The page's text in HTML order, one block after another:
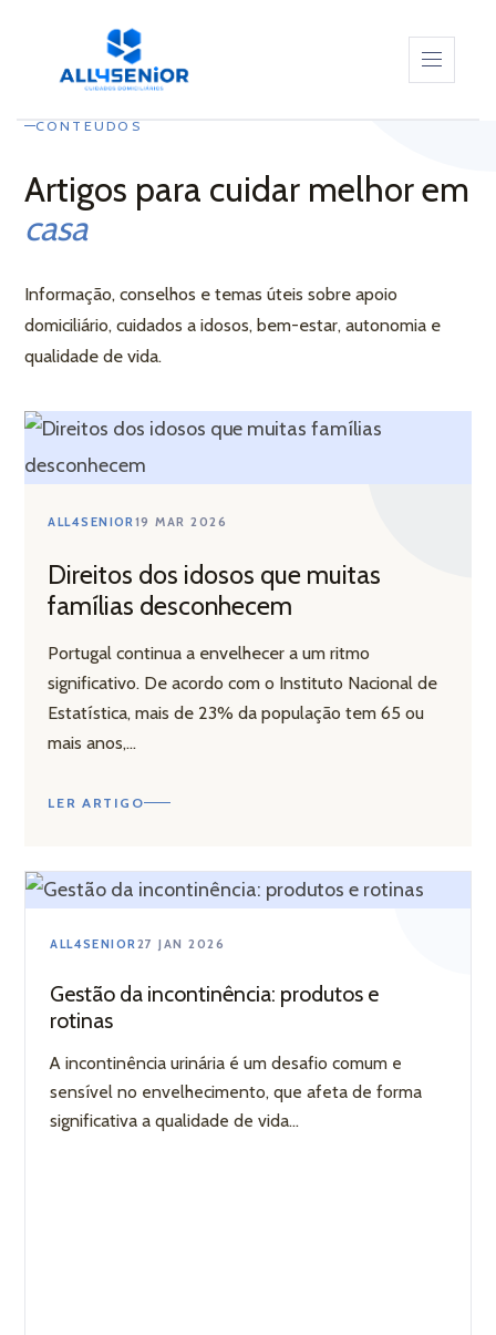
SERVIÇOS
CUIDADORES
LIGAR AGORA
CONTEÚDOS
Artigos para cuidar melhor em
casa
Informação, conselhos e temas úteis sobre apoio
domiciliário, cuidados a idosos, bem-estar, autonomia e
qualidade de vida.
ALL4SENIOR19 MAR 2026
Direitos dos idosos que muitas
famílias desconhecem
Portugal continua a envelhecer a um ritmo
significativo. De acordo com o Instituto Nacional de
Estatística, mais de 23% da população tem 65 ou
mais anos,...
LER ARTIGO
ALL4SENIOR27 JAN 2026
Gestão da incontinência: produtos e
rotinas
A incontinência urinária é um desafio comum e
sensível no envelhecimento, que afeta de forma
significativa a qualidade de vida...
–
da
–